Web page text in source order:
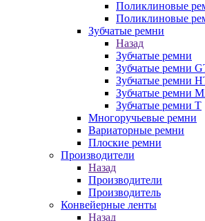
Поликлиновые
Поликлиновые
Зубчатые ремни
Назад
Зубчатые ремни
Зубчатые ремни
Зубчатые ремни
Зубчатые ремни
Зубчатые ремни Т
Многоручьевые ремни
Вариаторные ремни
Плоские ремни
Производители
Назад
Производители
Производитель
Конвейерные ленты
Назад